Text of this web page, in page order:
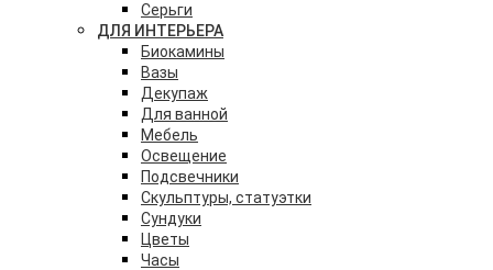
Серьги
ДЛЯ ИНТЕРЬЕРА
Биокамины
Вазы
Декупаж
Для ванной
Мебель
Освещение
Подсвечники
Скульптуры, статуэтки
Сундуки
Цветы
Часы